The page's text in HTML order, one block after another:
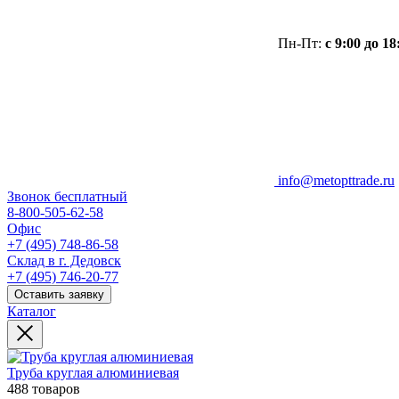
Пн-Пт: с 9:00 до
info@metopttrade.ru
Звонок бесплатный
8-800-505-62-58
Офис
+7 (495) 748-86-58
Склад в г. Дедовск
+7 (495) 746-20-77
Оставить заявку
Каталог
Труба круглая алюминиевая
488 товаров